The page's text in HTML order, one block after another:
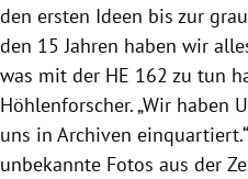
den ersten Ideen bis zur
den 15 Jahren haben wir
was mit der HE 162 zu tun
Höhlenforscher. „Wir haben
uns in Archiven
unbekannte Fotos aus der